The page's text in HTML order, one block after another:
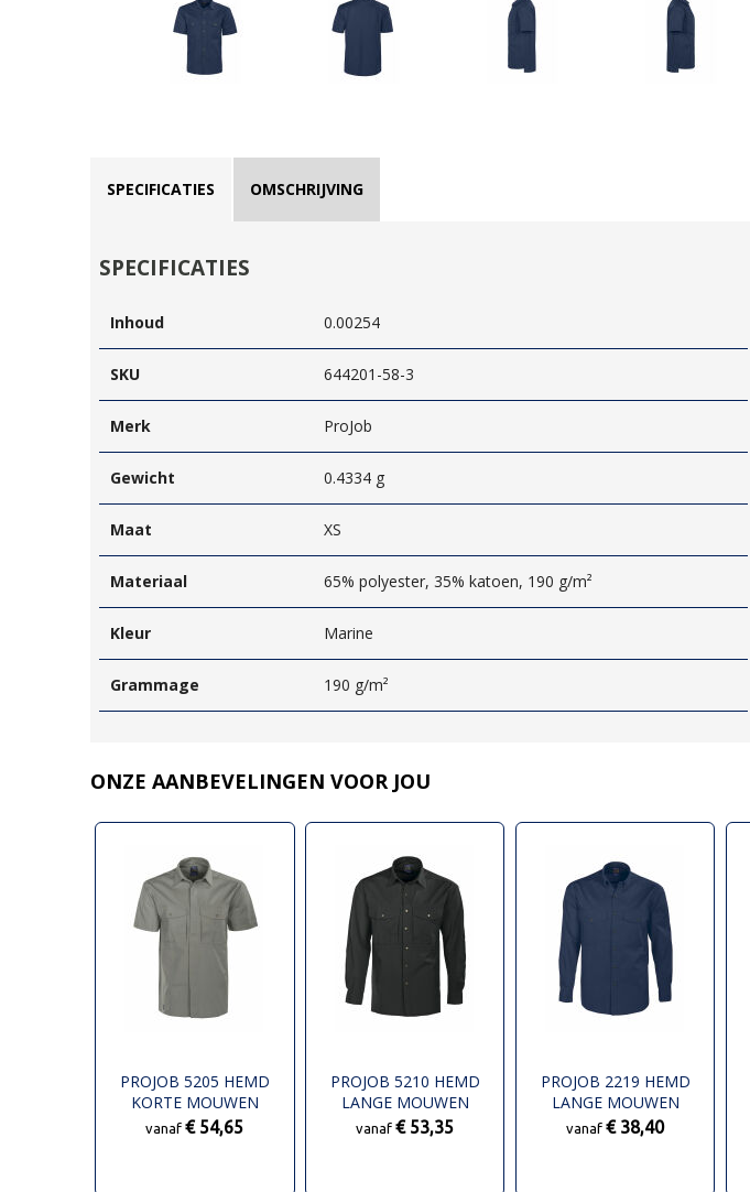
SPECIFICATIES OMSCHRIJVING
SPECIFICATIES
Inhoud 0.00254
SKU 644201-58-3
Merk ProJob
Gewicht 0.4334 g
Maat XS
Materiaal 65% polyester, 35% katoen, 190 g/m²
Kleur Marine
Grammage 190 g/m²
ONZE AANBEVELINGEN VOOR JOU
PROJOB 5205 HEMD
KORTE MOUWEN
vanaf€ 54,65
PROJOB 5210 HEMD
LANGE MOUWEN
vanaf€ 53,35
PROJOB 2219 HEMD
LANGE MOUWEN
vanaf€ 38,40